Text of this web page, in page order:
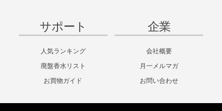
サポート
人気ランキング
廃盤香水リスト
お買物ガイド
企業
会社概要
月一メルマガ
お問い合わせ